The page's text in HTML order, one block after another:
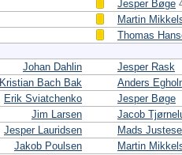
Jesper Bøge
Martin
Thomas
Johan Dahlin
Jesper Rask
Kristian Bach Bak
Anders
Erik Sviatchenko
Jesper Bøge
Jim Larsen
Jacob
Jesper Lauridsen
Mads
Jakob Poulsen
Martin